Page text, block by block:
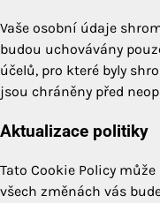
Vaše osobní údaje
budou uchovávány
účelů, pro které byly
jsou chráněny před
Aktualizace politiky
Tato Cookie Policy
všech změnách vás